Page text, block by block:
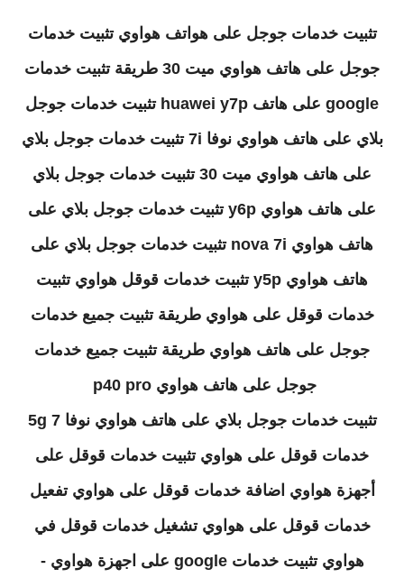
تثبيت خدمات جوجل على هواتف هواوي تثبيت خدمات
جوجل على هاتف هواوي ميت 30 طريقة تثبيت خدمات
google على هاتف huawei y7p تثبيت خدمات جوجل
بلاي على هاتف هواوي نوفا 7i تثبيت خدمات جوجل بلاي
على هاتف هواوي ميت 30 تثبيت خدمات جوجل بلاي
على هاتف هواوي y6p تثبيت خدمات جوجل بلاي على
هاتف هواوي nova 7i تثبيت خدمات جوجل بلاي على
هاتف هواوي y5p تثبيت خدمات قوقل هواوي تثبيت
خدمات قوقل على هواوي طريقة تثبيت جميع خدمات
جوجل على هاتف هواوي طريقة تثبيت جميع خدمات
جوجل على هاتف هواوي p40 pro
تثبيت خدمات جوجل بلاي على هاتف هواوي نوفا 7 5g
خدمات قوقل على هواوي تثبيت خدمات قوقل على
أجهزة هواوي اضافة خدمات قوقل على هواوي تفعيل
خدمات قوقل على هواوي تشغيل خدمات قوقل في
هواوي تثبيت خدمات google على اجهزة هواوي -